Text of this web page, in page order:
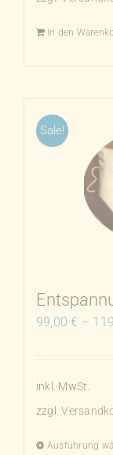
In den
Sale!
99,00€ –
inkl. MwSt.
zzgl.
Ausführung